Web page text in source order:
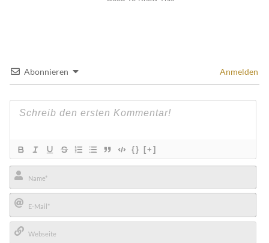
Abonnieren Anmelden
{} [+]
Name*
E-
Mail*